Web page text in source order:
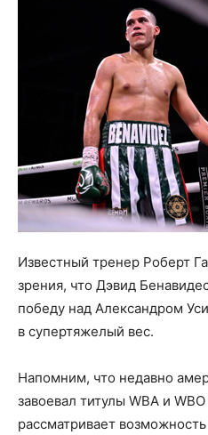
Известный тренер Роберт
зрения, что Дэвид
победу над Александром
в супертяжелый вес.
Напомним, что недавно
завоевал титулы WBA и
рассматривает